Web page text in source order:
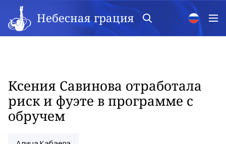
Небесная грация
Ксения Савинова отработала
риск и фуэте в программе с
обручем